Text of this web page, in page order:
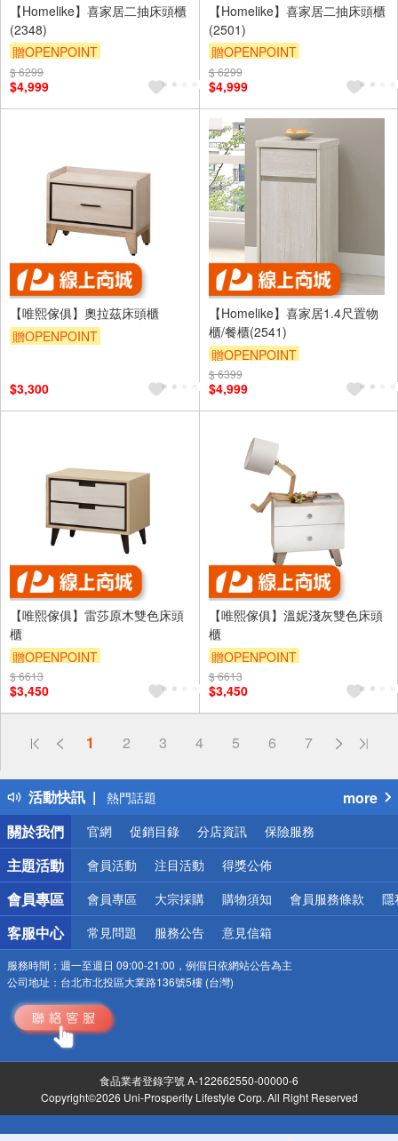
【Homelike】喜家居二抽床頭櫃
(2348)
贈OPENPOINT
滿5000享92折
$ 6299
$4,999
【Homelike】喜家居二抽床頭櫃
(2501)
贈OPENPOINT
滿5000享92折
$ 6299
$4,999
【唯熙傢俱】奧拉茲床頭櫃
贈OPENPOINT
$3,300
【Homelike】喜家居1.4尺置物
櫃/餐櫃(2541)
贈OPENPOINT
滿5000享92折
$ 6399
$4,999
【唯熙傢俱】雷莎原木雙色床頭
櫃
贈OPENPOINT
$ 6613
$3,450
【唯熙傢俱】溫妮淺灰雙色床頭
櫃
贈OPENPOINT
$ 6613
$3,450
1 2 3 4 5 6 7
活動快訊
偏遠地區配送
得獎公告
熱門話題
銀行優惠
偏遠地區配送
詐騙網頁！請小心！
more
關於我們
官網 促銷目錄 分店資訊 保險服務
主題活動 會員活動 注目活動 得獎公佈
會員專區 會員專區 大宗採購 購物須知 會員服務條款 隱
客服中心 常見問題 服務公告 意見信箱
服務時間： 週一至週日 09:00-21:00，例假日依網站公告為主
公司地址： 台北市北投區大業路136號5樓 (台灣)
食品業者登錄字號 A-122662550-00000-6
Copyright©2026 Uni-Prosperity Lifestyle Corp. All Right Reserved